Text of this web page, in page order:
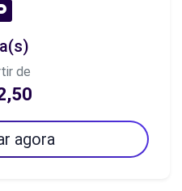
de
agora